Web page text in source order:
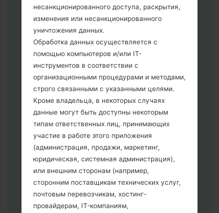
Скачайте на свой ПК:Odin 3.
Далее загрузите и распакуйте файл
прошивки.
Вам необходимо 1 (Выбрать 1 файл
прошивки здесь) или 5 (Выбрать 5
файл прошивки здесь) файлов для
прошивки:
AP: "System & Recovery"
CP: "Modem & Radio"
CSC _ ***: "Country & Region & Operator"
несанкционированного доступа, раскрытия,
изменения или несанкционированного
уничтожения данных.
Обработка данных осуществляется с
помощью компьютеров и/или IT-
инструментов в соответствии с
организационными процедурами и методами,
строго связанными с указанными целями.
Кроме владельца, в некоторых случаях
данные могут быть доступны некоторым
типам ответственных лиц, принимающих
участие в работе этого приложения
(администрация, продажи, маркетинг,
юридическая, системная администрация),
или внешним сторонам (например,
сторонним поставщикам технических услуг,
почтовым перевозчикам, хостинг-
провайдерам, IT-компаниям,